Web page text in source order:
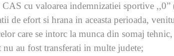
cu valoarea indemnizatiei sportive ,,0”
de efort si hrana in aceasta perioada,
care se intorc la munca din somaj
au fost transferati in multe judete;